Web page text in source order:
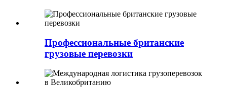
Профессиональные британские
грузовые перевозки